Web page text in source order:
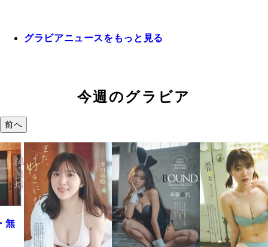
グラビアニュースをもっと見る
今週のグラビア
前へ